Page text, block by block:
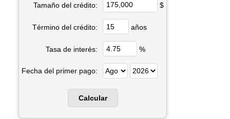
Tamaño del crédito: $
Término del crédito: años
Tasa de interés: %
Fecha del primer pago: